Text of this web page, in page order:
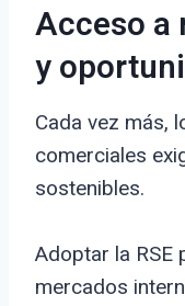
Acceso a
y
Cada vez más,
comerciales
sostenibles.
Adoptar la RSE
mercados